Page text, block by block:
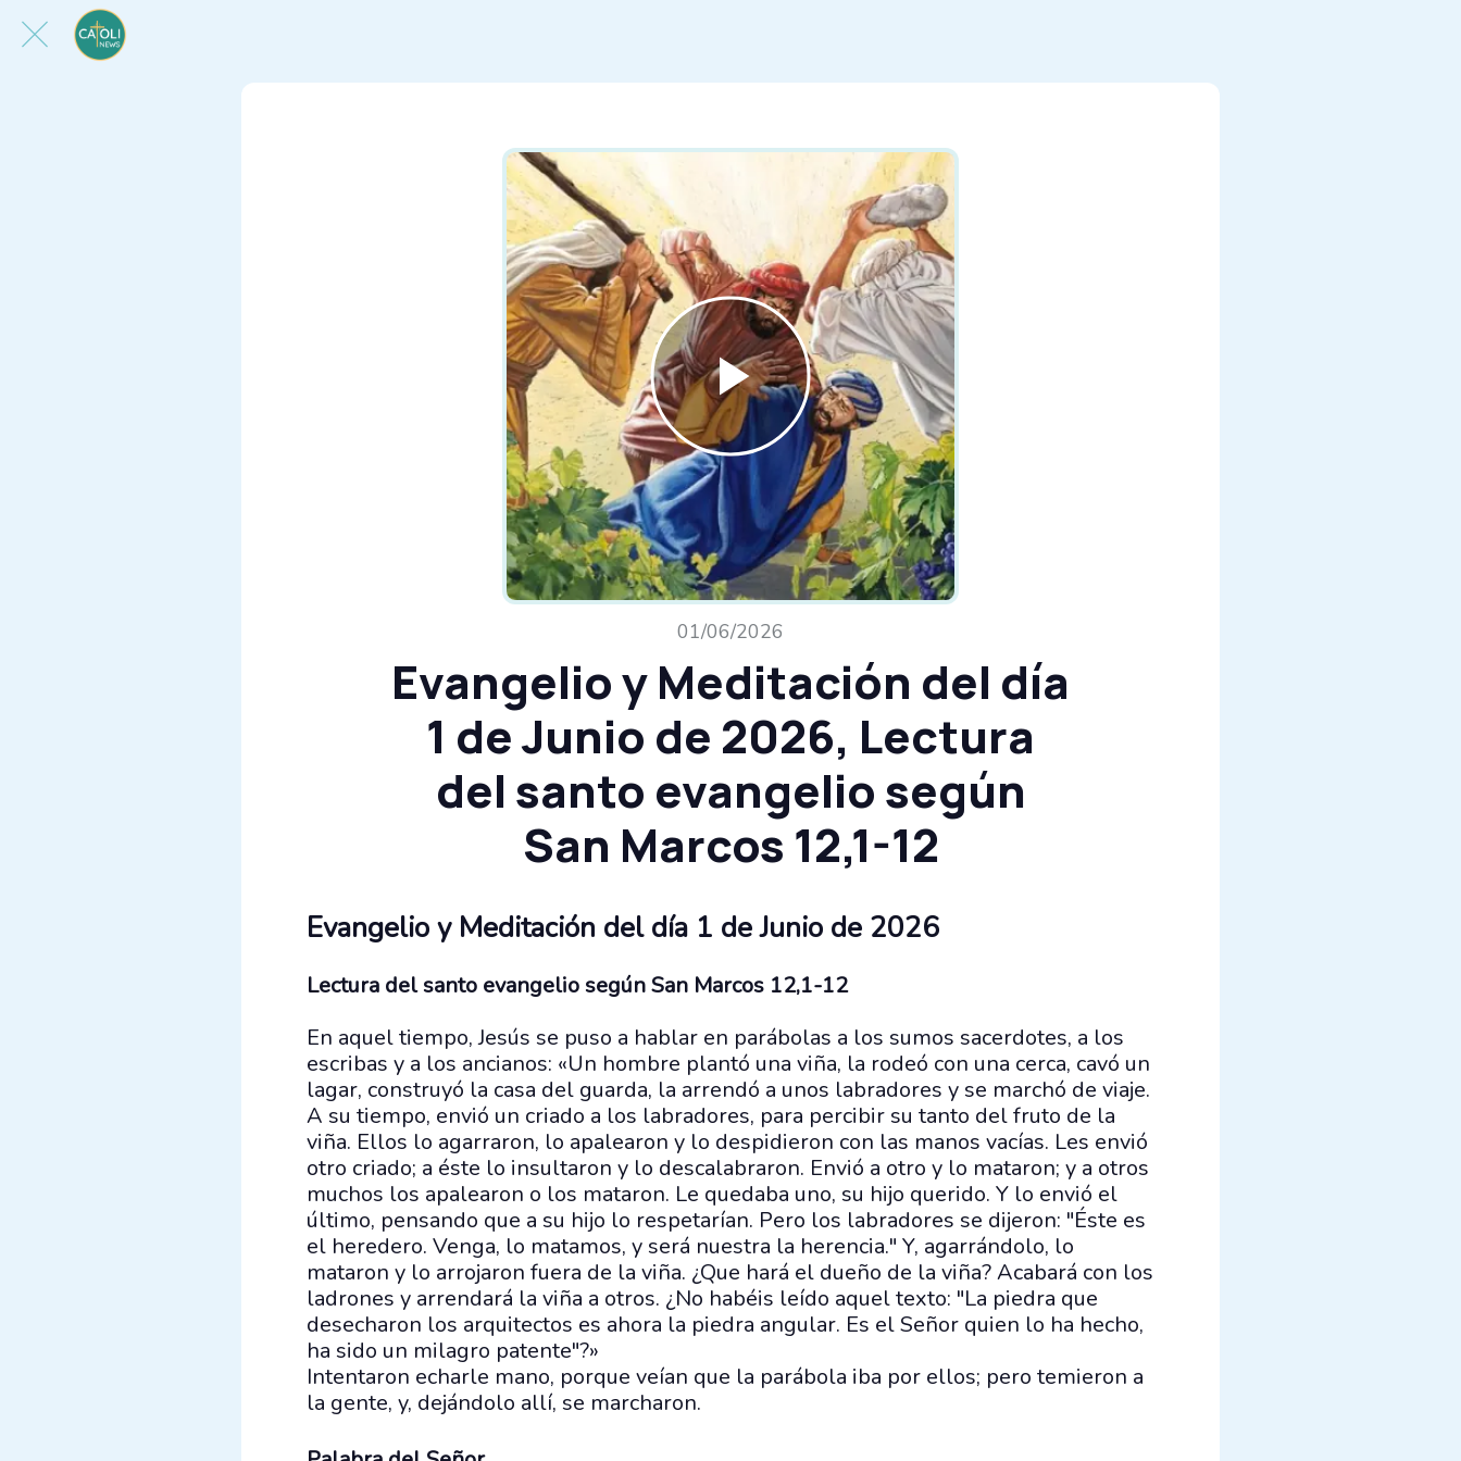
01/06/2026
Evangelio y Meditación del día
1 de Junio de 2026, Lectura
del santo evangelio según
San Marcos 12,1-12
Evangelio y Meditación del día 1 de Junio de 2026
Lectura del santo evangelio según San Marcos 12,1-12
En aquel tiempo, Jesús se puso a hablar en parábolas a los sumos sacerdotes, a los
escribas y a los ancianos: «Un hombre plantó una viña, la rodeó con una cerca, cavó un
lagar, construyó la casa del guarda, la arrendó a unos labradores y se marchó de viaje.
A su tiempo, envió un criado a los labradores, para percibir su tanto del fruto de la
viña. Ellos lo agarraron, lo apalearon y lo despidieron con las manos vacías. Les envió
otro criado; a éste lo insultaron y lo descalabraron. Envió a otro y lo mataron; y a otros
muchos los apalearon o los mataron. Le quedaba uno, su hijo querido. Y lo envió el
último, pensando que a su hijo lo respetarían. Pero los labradores se dijeron: "Éste es
el heredero. Venga, lo matamos, y será nuestra la herencia." Y, agarrándolo, lo
mataron y lo arrojaron fuera de la viña. ¿Que hará el dueño de la viña? Acabará con los
ladrones y arrendará la viña a otros. ¿No habéis leído aquel texto: "La piedra que
desecharon los arquitectos es ahora la piedra angular. Es el Señor quien lo ha hecho,
ha sido un milagro patente"?»
Intentaron echarle mano, porque veían que la parábola iba por ellos; pero temieron a
la gente, y, dejándolo allí, se marcharon.